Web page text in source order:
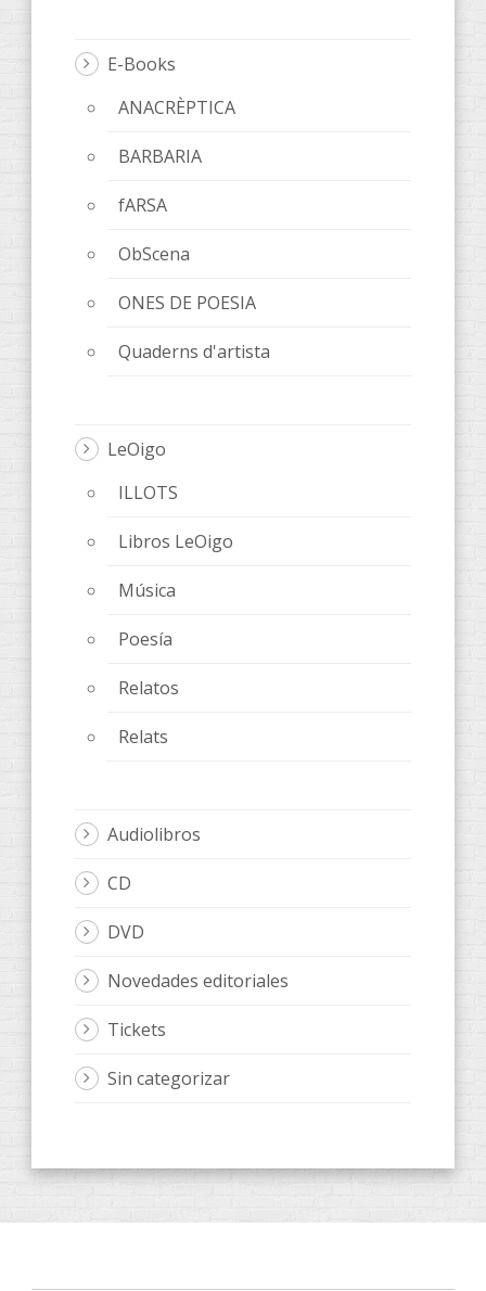
E-Books
ANACRÈPTICA
BARBARIA
fARSA
ObScena
ONES DE POESIA
Quaderns d'artista
LeOigo
ILLOTS
Libros LeOigo
Música
Poesía
Relatos
Relats
Audiolibros
CD
DVD
Novedades editoriales
Tickets
Sin categorizar